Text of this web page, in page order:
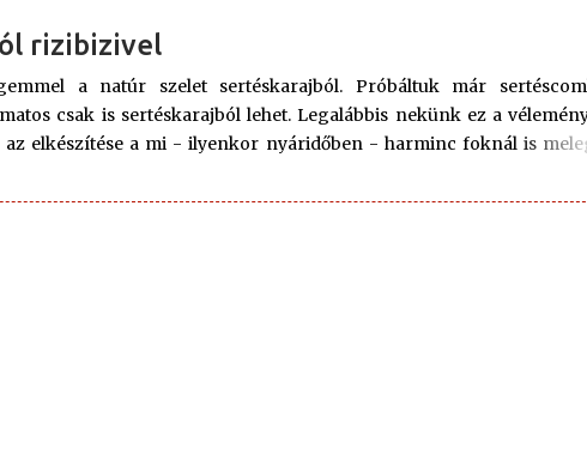
rizibizivel
a natúr szelet sertéskarajból. Próbáltuk már
csak is sertéskarajból lehet. Legalábbis nekünk ez a
elkészítése a mi - ilyenkor nyáridőben - harminc foknál is
verejtékcseppér. 😍 Köretnek leginkább a rizs passzol hozzá.
alkalommal is: rizibizi. Mire ezzel elkészültem, az én drága